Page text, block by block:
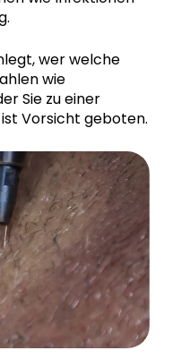
wer welche
wie
Sie zu einer
Vorsicht geboten.